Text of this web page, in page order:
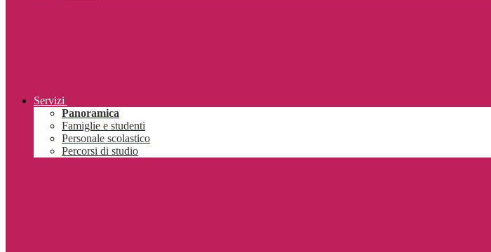
Servizi
Panoramica
Famiglie e studenti
Personale scolastico
Percorsi di studio